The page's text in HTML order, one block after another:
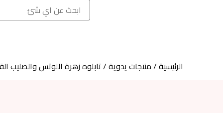
الرئيسية/منتجات يدوية/ تابلوه زهرة اللوتس والصليب